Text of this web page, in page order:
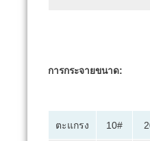
การกระจายขนาด:
ตะแกรง 10#